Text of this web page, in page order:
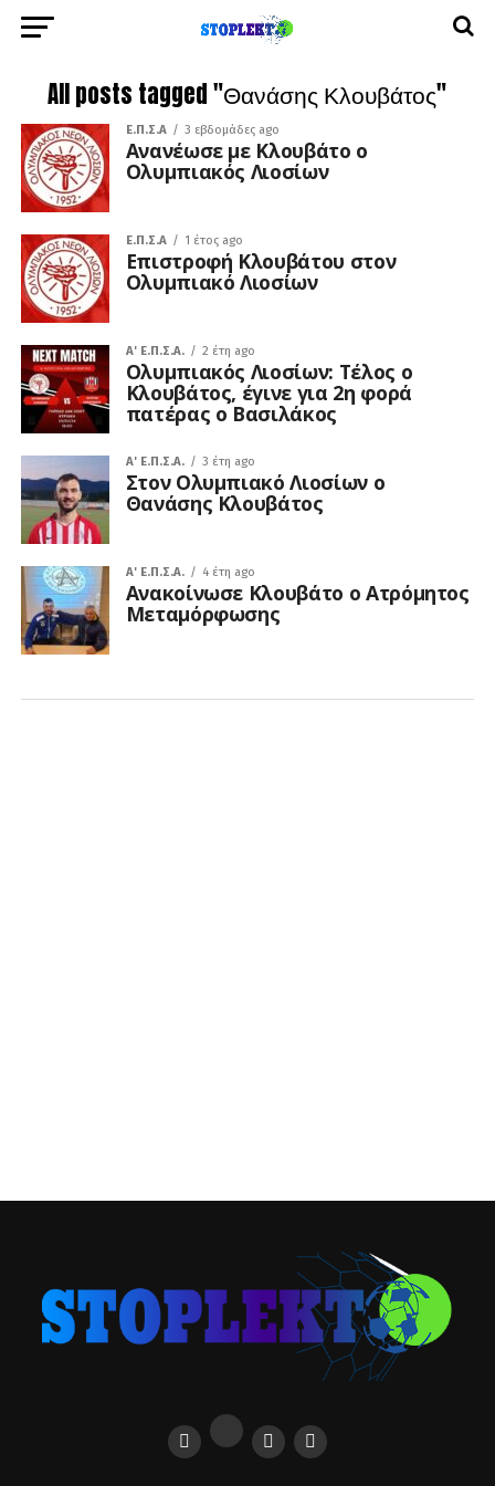
All posts tagged "Θανάσης Κλουβάτος"
Ε.Π.Σ.Α 3 εβδομάδες ago
Ανανέωσε με Κλουβάτο ο
Ολυμπιακός Λιοσίων
Ε.Π.Σ.Α 1 έτος ago
Επιστροφή Κλουβάτου στον
Ολυμπιακό Λιοσίων
A' Ε.Π.Σ.Α. 2 έτη ago
Ολυμπιακός Λιοσίων: Τέλος ο
Κλουβάτος, έγινε για 2η φορά
πατέρας ο Βασιλάκος
A' Ε.Π.Σ.Α. 3 έτη ago
Στον Ολυμπιακό Λιοσίων ο
Θανάσης Κλουβάτος
A' Ε.Π.Σ.Α. 4 έτη ago
Ανακοίνωσε Κλουβάτο ο Ατρόμητος
Μεταμόρφωσης